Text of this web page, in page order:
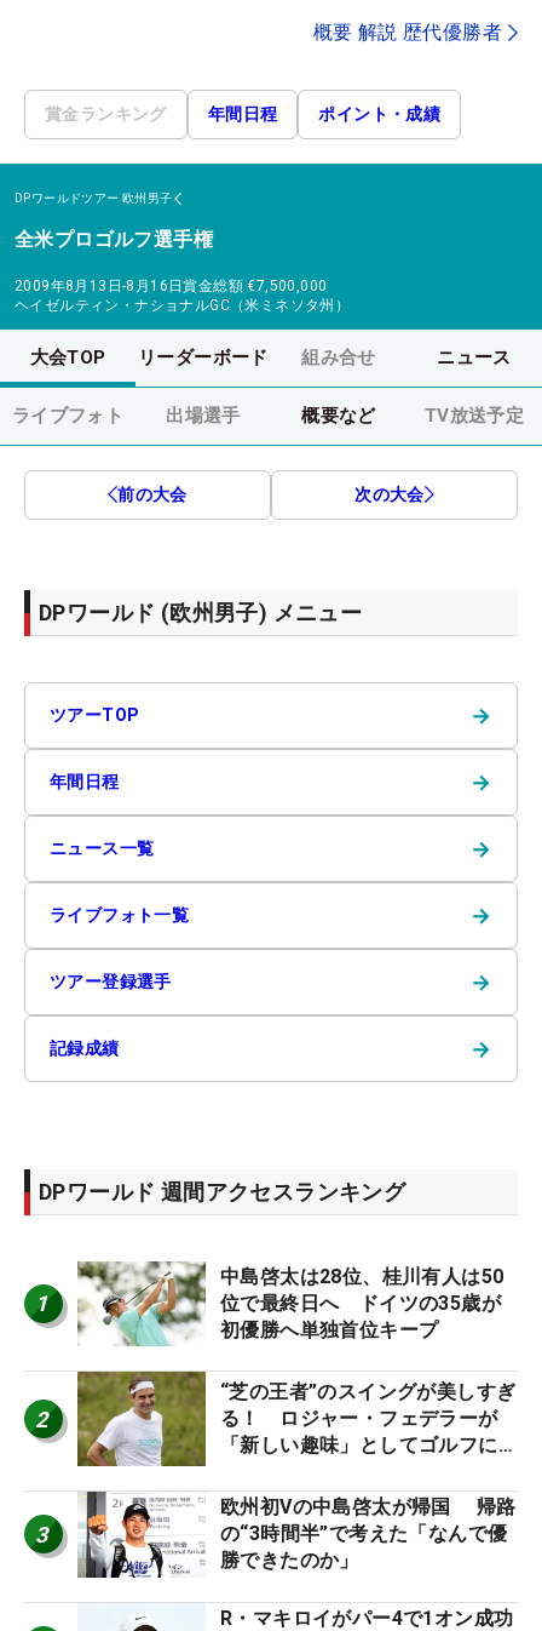
概要 解説 歴代優勝者
賞金ランキング 年間日程 ポイント・成績
DPワールドツアー 欧州男子
全米プロゴルフ選手権
2009年8月13日-8月16日賞金総額 €7,500,000
ヘイゼルティン・ナショナルGC（米ミネソタ州）
大会TOP リーダーボード 組み合せ ニュース
ライブフォト 出場選手 概要など TV放送予定
前の大会 次の大会
DPワールド (欧州男子) メニュー
ツアーTOP →
年間日程 →
ニュース一覧 →
ライブフォト一覧 →
ツアー登録選手 →
記録成績 →
DPワールド 週間アクセスランキング
1
中島啓太は28位、桂川有人は50
位で最終日へ ドイツの35歳が
初優勝へ単独首位キープ
2
“芝の王者”のスイングが美しすぎ
る！ ロジャー・フェデラーが
「新しい趣味」としてゴルフに挑
3
欧州初Vの中島啓太が帰国 帰路
の“3時間半”で考えた「なんで優
勝できたのか」
R・マキロイがパー4で1オン成功